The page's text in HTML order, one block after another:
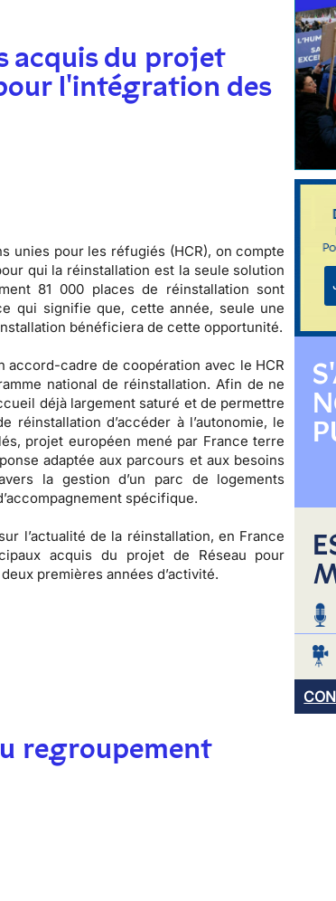
acquis du projet
l'intégration des
unies pour les réfugiés (HCR), on compte
qui la réinstallation est la seule solution
81 000 places de réinstallation sont
qui signifie que, cette année, seule une
bénéficiera de cette opportunité.
accord-cadre de coopération avec le HCR
national de réinstallation. Afin de ne
déjà largement saturé et de permettre
réinstallation d’accéder à l’autonomie, le
projet européen mené par France terre
adaptée aux parcours et aux besoins
la gestion d’un parc de logements
spécifique.
l’actualité de la réinstallation, en France
acquis du projet de Réseau pour
premières années d’activité.
regroupement